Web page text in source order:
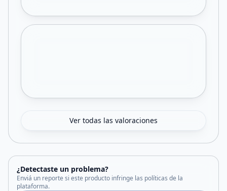
Ver todas las valoraciones
¿Detectaste un problema?
Enviá un reporte si este producto infringe las políticas de la
plataforma.